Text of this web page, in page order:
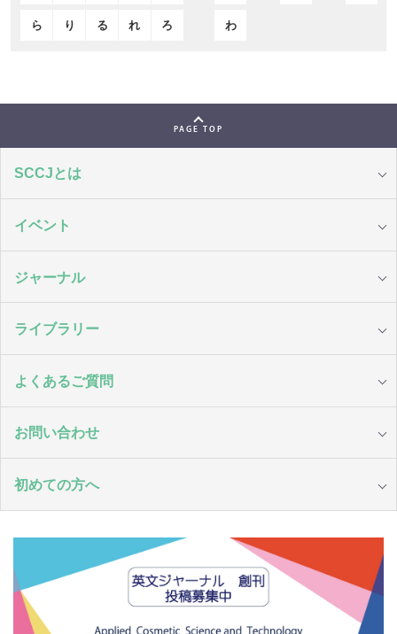
ら り る れ ろ わ
PAGE TOP
SCCJとは
イベント
ジャーナル
ライブラリー
よくあるご質問
お問い合わせ
初めての方へ